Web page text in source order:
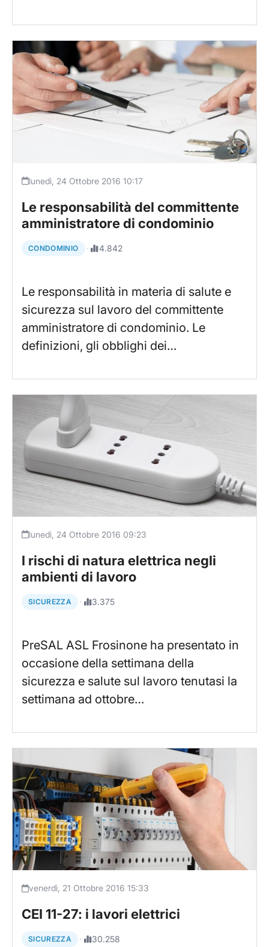
lunedì, 24 Ottobre 2016 10:17
Le responsabilità del committente
amministratore di condominio
CONDOMINIO · 4.842
Le responsabilità in materia di salute e
sicurezza sul lavoro del committente
amministratore di condominio. Le
definizioni, gli obblighi dei…
lunedì, 24 Ottobre 2016 09:23
I rischi di natura elettrica negli
ambienti di lavoro
SICUREZZA · 3.375
PreSAL ASL Frosinone ha presentato in
occasione della settimana della
sicurezza e salute sul lavoro tenutasi la
settimana ad ottobre…
venerdì, 21 Ottobre 2016 15:33
CEI 11-27: i lavori elettrici
SICUREZZA · 30.258